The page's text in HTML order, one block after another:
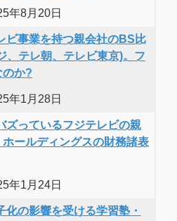
年8月20日
ビ事業を持つ親会社のBS比
、テレ朝、テレビ東京)。フ
のか?
年1月28日
ズっているフジテレビの親
ールディングスの財務諸表
年1月24日
化の影響を受ける学習塾・